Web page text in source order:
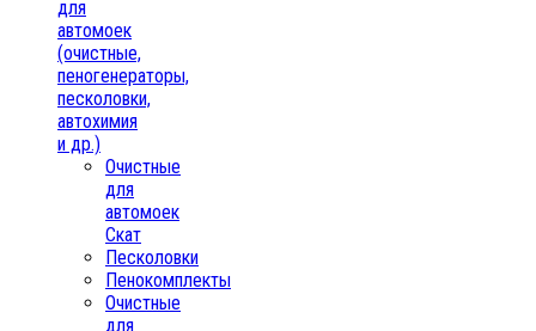
для
автомоек
(очистные,
пеногенераторы,
песколовки,
автохимия
и др.)
Очистные
для
автомоек
Скат
Песколовки
Пенокомплекты
Очистные
для